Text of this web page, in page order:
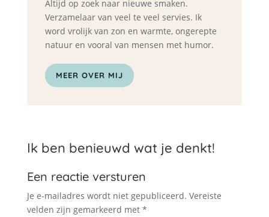
Altijd op zoek naar nieuwe smaken.
Verzamelaar van veel te veel servies. Ik
word vrolijk van zon en warmte, ongerepte
natuur en vooral van mensen met humor.
MEER OVER MIJ
Ik ben benieuwd wat je denkt!
Een reactie versturen
Je e-mailadres wordt niet gepubliceerd. Vereiste
velden zijn gemarkeerd met *